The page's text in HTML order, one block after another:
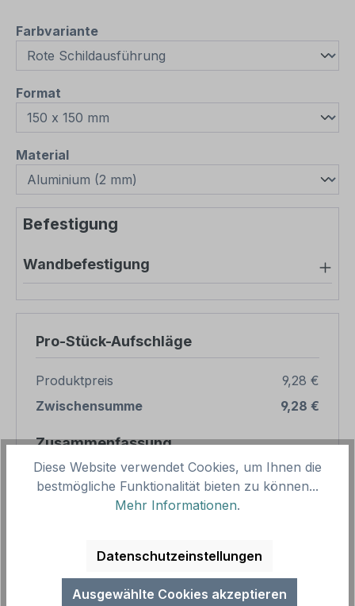
Farbvarianteauswählen
Format
Materialauswählen
Befestigung
Wandbefestigung
Pro-Stück-Aufschläge
Produktpreis
9,28 €
Zwischensumme
9,28 €
Zusammenfassung
Gesamtpreis
9,28 €
Preise inkl. MwSt. zzgl. Versandkosten
Produkt Anzahl: Gib den
1 In den Warenkorb
Diese Website verwendet Cookies, um Ihnen die
bestmögliche Funktionalität bieten zu können...
Mehr Informationen.
Datenschutzeinstellungen
Ausgewählte Cookies akzeptieren